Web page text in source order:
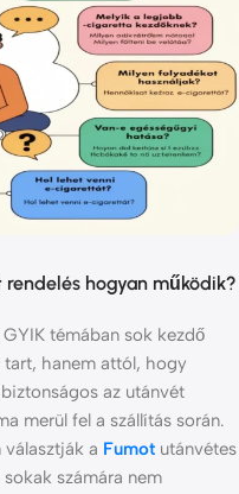
hogyan működik?
témában sok kezdő
hanem attól, hogy
az utánvét
merül fel a szállítás során.
a Fumot utánvétes
számára nem